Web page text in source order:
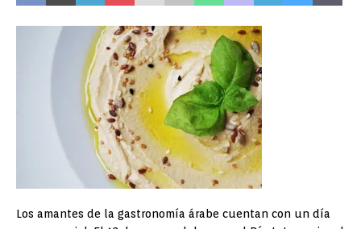
Los amantes de la gastronomía árabe cuentan con un día